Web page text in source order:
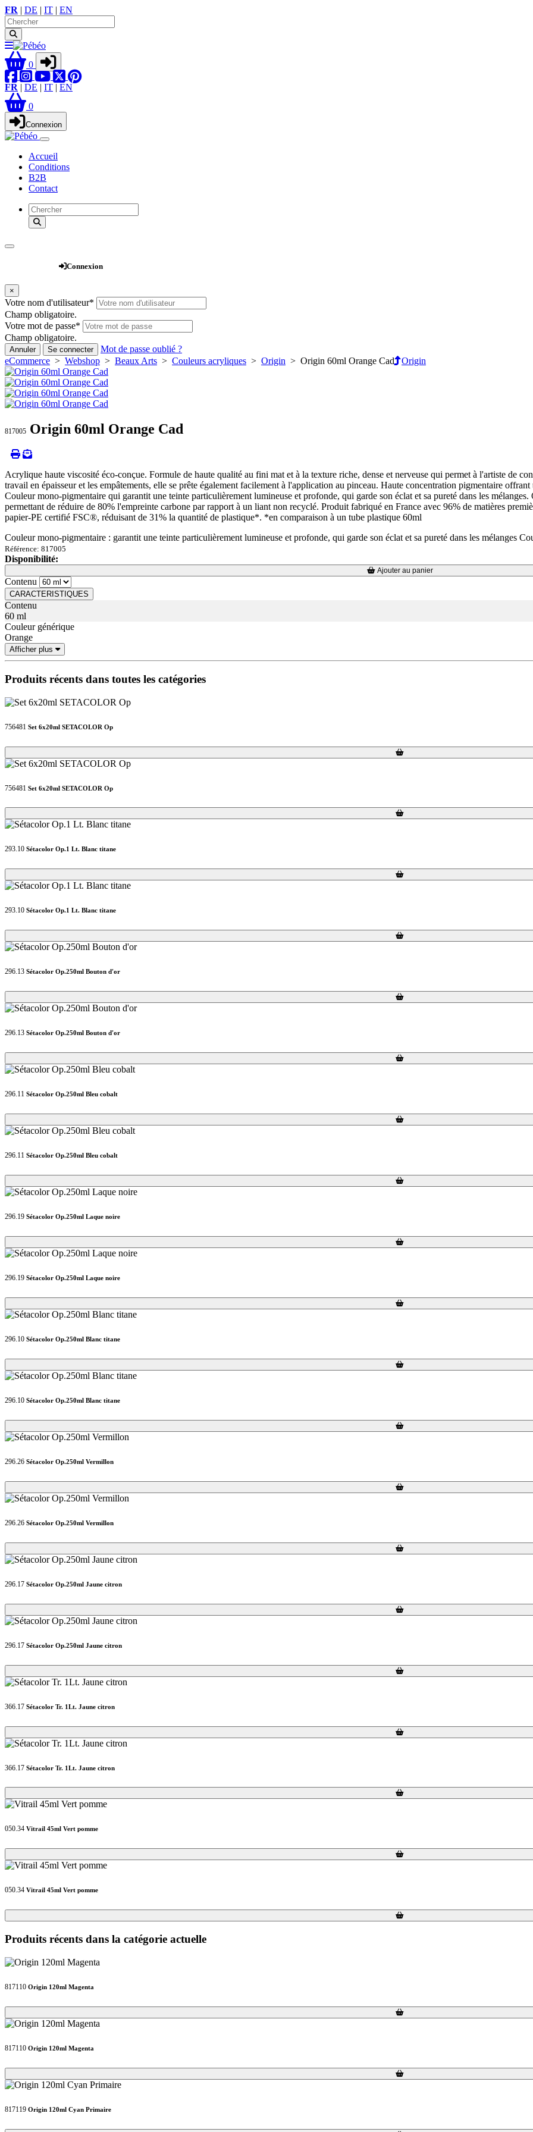
FR | DE | IT | EN
0
FR | DE | IT | EN
0
Connexion
Accueil
Conditions
B2B
Contact
Connexion
×
Votre nom d'utilisateur*
Champ obligatoire.
Votre mot de passe*
Champ obligatoire.
Annuler Se connecter
Mot de passe oublié ?
eCommerce > Webshop > Beaux Arts > Couleurs acryliques > Origin > Origin 60ml Orange Cad Origin
817005 Origin 60ml Orange Cad
Acrylique haute viscosité éco-conçue. Formule de haute qualité au fini mat et à la texture riche, dense et nerveuse qui permet à l'artiste de
travail en épaisseur et les empâtements, elle se prête également facilement à l'application au pinceau. Haute concentration pigmentaire
Couleur mono-pigmentaire qui garantit une teinte particulièrement lumineuse et profonde, qui garde son éclat et sa pureté dans les
permettant de réduire de 80% l'empreinte carbone par rapport à un liant non recyclé. Produit fabriqué en France avec 96% de matières
papier-PE certifié FSC®, réduisant de 31% la quantité de plastique*. *en comparaison à un tube plastique 60ml
Couleur mono-pigmentaire : garantit une teinte particulièrement lumineuse et profonde, qui garde son éclat et sa pureté dans les mélanges
Référence: 817005
Disponibilité:
Loading...
Loading... Ajouter au panier
Contenu
CARACTERISTIQUES
Contenu
60 ml
Couleur générique
Orange
Afficher plus
Produits récents dans toutes les catégories
756481 Set 6x20ml SETACOLOR Op
Loading...
Loading...
756481 Set 6x20ml SETACOLOR Op
Loading...
Loading...
293.10 Sétacolor Op.1 Lt. Blanc titane
Loading...
Loading...
293.10 Sétacolor Op.1 Lt. Blanc titane
Loading...
Loading...
296.13 Sétacolor Op.250ml Bouton d'or
Loading...
Loading...
296.13 Sétacolor Op.250ml Bouton d'or
Loading...
Loading...
296.11 Sétacolor Op.250ml Bleu cobalt
Loading...
Loading...
296.11 Sétacolor Op.250ml Bleu cobalt
Loading...
Loading...
296.19 Sétacolor Op.250ml Laque noire
Loading...
Loading...
296.19 Sétacolor Op.250ml Laque noire
Loading...
Loading...
296.10 Sétacolor Op.250ml Blanc titane
Loading...
Loading...
296.10 Sétacolor Op.250ml Blanc titane
Loading...
Loading...
296.26 Sétacolor Op.250ml Vermillon
Loading...
Loading...
296.26 Sétacolor Op.250ml Vermillon
Loading...
Loading...
296.17 Sétacolor Op.250ml Jaune citron
Loading...
Loading...
296.17 Sétacolor Op.250ml Jaune citron
Loading...
Loading...
366.17 Sétacolor Tr. 1Lt. Jaune citron
Loading...
Loading...
366.17 Sétacolor Tr. 1Lt. Jaune citron
Loading...
Loading...
050.34 Vitrail 45ml Vert pomme
Loading...
Loading...
050.34 Vitrail 45ml Vert pomme
Loading...
Loading...
Produits récents dans la catégorie actuelle
817110 Origin 120ml Magenta
Loading...
Loading...
817110 Origin 120ml Magenta
Loading...
Loading...
817119 Origin 120ml Cyan Primaire